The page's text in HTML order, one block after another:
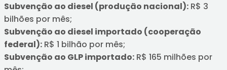
Subvenção ao diesel (produção nacional):R$ 3
bilhões por mês;
Subvenção ao diesel importado (cooperação
federal):R$ 1 bilhão por mês;
Subvenção ao GLP importado:R$ 165 milhões por